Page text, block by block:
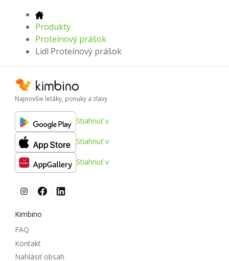
Produkty
Proteínový prášok
Lidl Proteínový prášok
Najnovšie letáky, ponuky a zľavy
Stiahnuť v
Stiahnuť v
Stiahnuť v
Kimbino
FAQ
Kontakt
Nahlásiť obsah